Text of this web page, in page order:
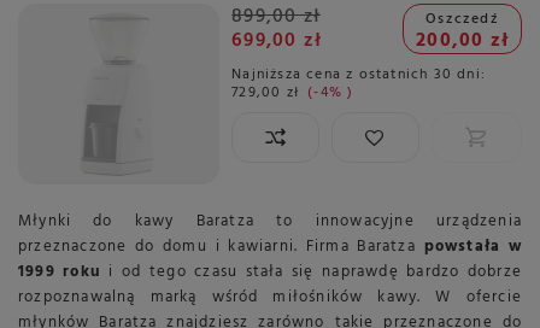
899,00 zł
699,00 zł
Oszczedź
200,00 zł
Najniższa cena z ostatnich 30 dni:
729,00 zł -4%
Młynki do kawy Baratza to innowacyjne urządzenia
przeznaczone do domu i kawiarni. Firma Baratza powstała w
1999 roku i od tego czasu stała się naprawdę bardzo dobrze
rozpoznawalną marką wśród miłośników kawy. W ofercie
młynków Baratza znajdziesz zarówno takie przeznaczone do